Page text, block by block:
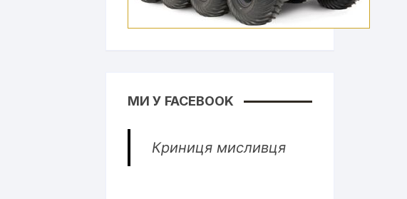
МИ У FACEBOOK
Криниця мисливця